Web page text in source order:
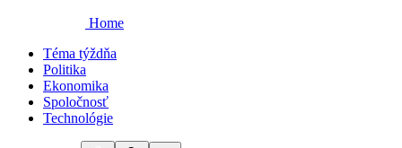
Home
Téma týždňa
Politika
Ekonomika
Spoločnosť
Technológie